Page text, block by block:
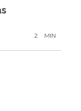
2 MIN